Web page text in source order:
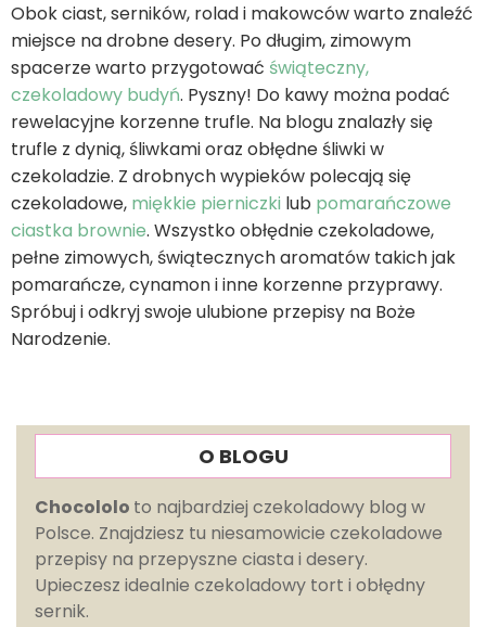
Obok ciast, serników, rolad i makowców warto znaleźć
miejsce na drobne desery. Po długim, zimowym
spacerze warto przygotować świąteczny,
czekoladowy budyń. Pyszny! Do kawy można podać
rewelacyjne korzenne trufle. Na blogu znalazły się
trufle z dynią, śliwkami oraz obłędne śliwki w
czekoladzie. Z drobnych wypieków polecają się
czekoladowe, miękkie pierniczki lub pomarańczowe
ciastka brownie. Wszystko obłędnie czekoladowe,
pełne zimowych, świątecznych aromatów takich jak
pomarańcze, cynamon i inne korzenne przyprawy.
Spróbuj i odkryj swoje ulubione przepisy na Boże
Narodzenie.
O BLOGU
Chocololo to najbardziej czekoladowy blog w
Polsce. Znajdziesz tu niesamowicie czekoladowe
przepisy na przepyszne ciasta i desery.
Upieczesz idealnie czekoladowy tort i obłędny
sernik.